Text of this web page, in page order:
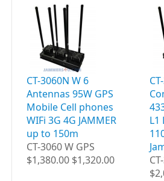
CT-3060N W 6
Antennas 95W GPS
Mobile Cell phones
WIFi 3G 4G JAMMER
up to 150m
CT-3060 W GPS
$1,380.00 $1,320.00
L1